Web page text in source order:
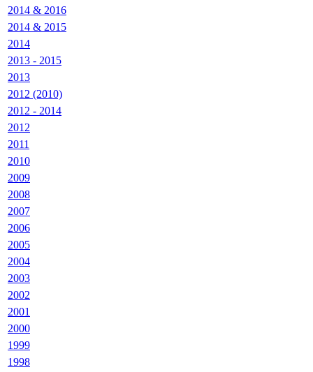
2014 & 2016
2014 & 2015
2014
2013 - 2015
2013
2012 (2010)
2012 - 2014
2012
2011
2010
2009
2008
2007
2006
2005
2004
2003
2002
2001
2000
1999
1998